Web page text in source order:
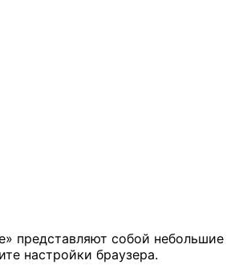
представляют собой небольшие
настройки браузера.